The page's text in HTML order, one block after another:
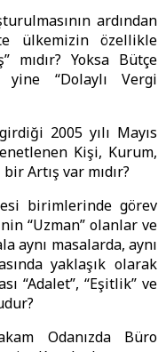
ardından
ülkemizin özellikle
mıdır? Yoksa Bütçe
“Dolaylı Vergi
2005 yılı Mayıs
Kişi, Kurum,
Artış var mıdır?
birimlerinde görev
“Uzman” olanlar ve
aynı masalarda, aynı
yaklaşık olarak
“Adalet”, “Eşitlik” ve
Odanızda Büro